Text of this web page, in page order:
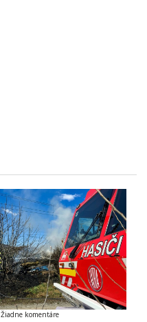
Žiadne komentáre